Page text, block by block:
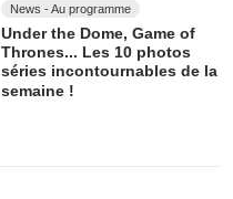
News - Au programme
Under the Dome, Game of
Thrones... Les 10 photos
séries incontournables de la
semaine !